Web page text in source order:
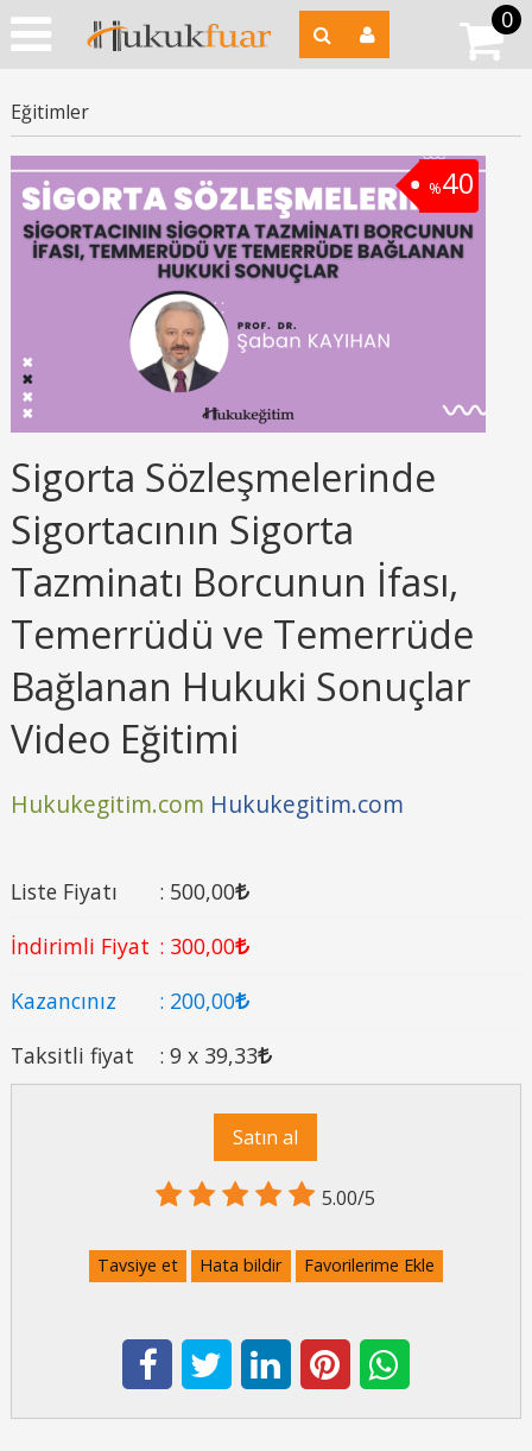
0
Eğitimler
%40
Sigorta Sözleşmelerinde
Sigortacının Sigorta
Tazminatı Borcunun İfası,
Temerrüdü ve Temerrüde
Bağlanan Hukuki Sonuçlar
Video Eğitimi
Hukukegitim.com Hukukegitim.com
Liste Fiyatı : 500,00
İndirimli Fiyat : 300,00
Kazancınız
: 200,00
Taksitli fiyat
: 9 x 39,33
Satın al
5.00/5
Tavsiye et Hata bildir Favorilerime Ekle